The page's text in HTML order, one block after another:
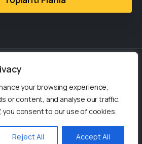
your browsing experience,
or content, and analyse our traffic.
you consent to our use of cookies.
Reject All Accept All
hakları saklıdır.
kuruluşudur.
Yazın!